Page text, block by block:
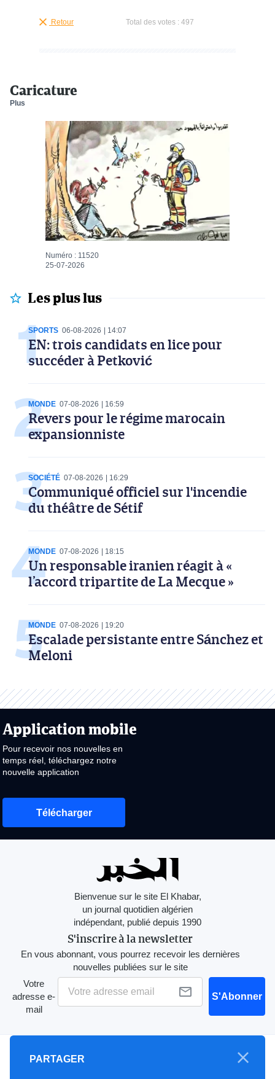
Retour Total des votes : 497
Caricature
Plus
Numéro : 11520
25-07-2026
Les plus lus
SPORTS 06-08-2026 14:07
EN: trois candidats en lice pour
succéder à Petković
MONDE 07-08-2026 16:59
Revers pour le régime marocain
expansionniste
SOCIÉTÉ 07-08-2026 16:29
Communiqué officiel sur l'incendie
du théâtre de Sétif
MONDE 07-08-2026 18:15
Un responsable iranien réagit à «
l’accord tripartite de La Mecque »
MONDE 07-08-2026 19:20
Escalade persistante entre Sánchez et
Meloni
Application mobile
Pour recevoir nos nouvelles en
temps réel, téléchargez notre
nouvelle application
Télécharger
Bienvenue sur le site El Khabar,
un journal quotidien algérien
indépendant, publié depuis 1990
S'inscrire à la newsletter
En vous abonnant, vous pourrez recevoir les dernières
nouvelles publiées sur le site
Votre
adresse e-
mail
S'Abonner
A propos
PARTAGER